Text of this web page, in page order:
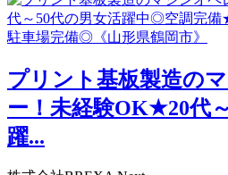
プリント基板製造の
ー！未経験OK★20代
躍...